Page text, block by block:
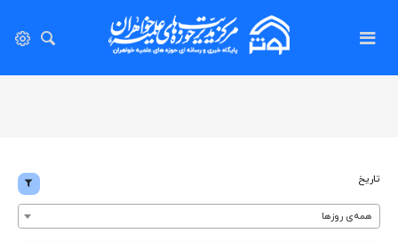
تاریخ
همه‌ی روزها